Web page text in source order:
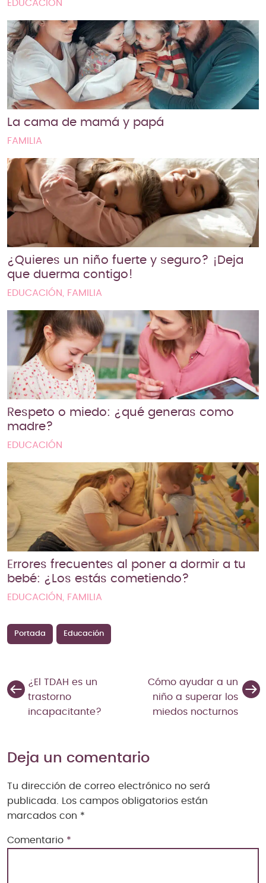
EDUCACIÓN
La cama de mamá y papá
FAMILIA
¿Quieres un niño fuerte y seguro? ¡Deja
que duerma contigo!
EDUCACIÓN, FAMILIA
Respeto o miedo: ¿qué generas como
madre?
EDUCACIÓN
Errores frecuentes al poner a dormir a tu
bebé: ¿Los estás cometiendo?
EDUCACIÓN, FAMILIA
Portada Educación
¿El TDAH es un
trastorno
incapacitante?
Cómo ayudar a un
niño a superar los
miedos nocturnos
Deja un comentario
Tu dirección de correo electrónico no será
publicada.
Los campos obligatorios están
marcados con *
Comentario *